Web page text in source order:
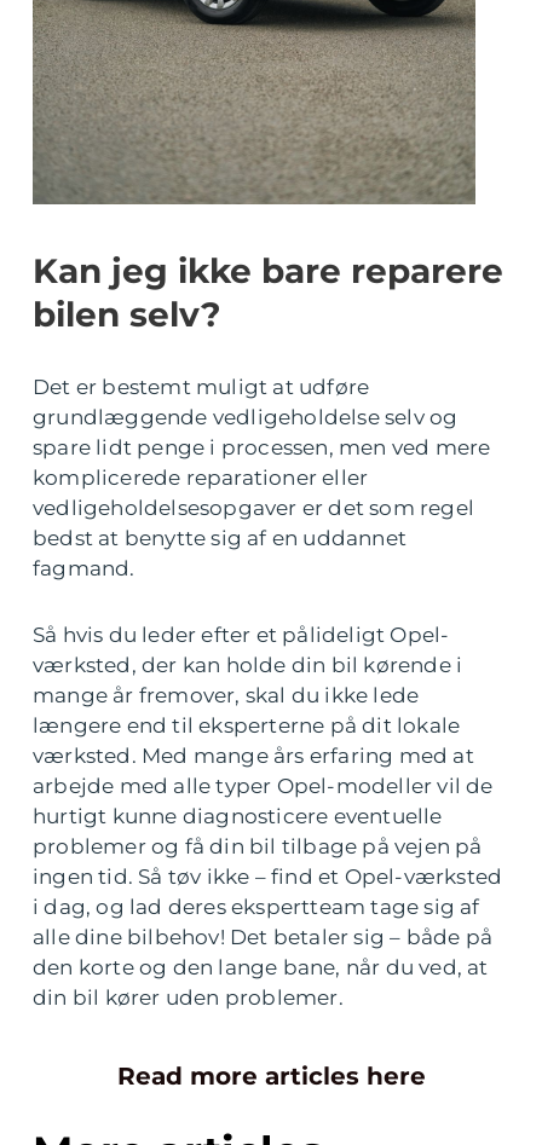
Kan jeg ikke bare reparere
bilen selv?
Det er bestemt muligt at udføre
grundlæggende vedligeholdelse selv og
spare lidt penge i processen, men ved mere
komplicerede reparationer eller
vedligeholdelsesopgaver er det som regel
bedst at benytte sig af en uddannet
fagmand.
Så hvis du leder efter et pålideligt Opel-
værksted, der kan holde din bil kørende i
mange år fremover, skal du ikke lede
længere end til eksperterne på dit lokale
værksted. Med mange års erfaring med at
arbejde med alle typer Opel-modeller vil de
hurtigt kunne diagnosticere eventuelle
problemer og få din bil tilbage på vejen på
ingen tid. Så tøv ikke – find et Opel-værksted
i dag, og lad deres ekspertteam tage sig af
alle dine bilbehov! Det betaler sig – både på
den korte og den lange bane, når du ved, at
din bil kører uden problemer.
Read more articles here